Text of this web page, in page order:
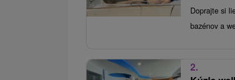
Doprajte si
bazénov a
2.